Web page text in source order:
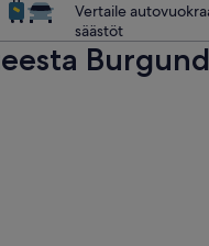
Vertaile
säästöt